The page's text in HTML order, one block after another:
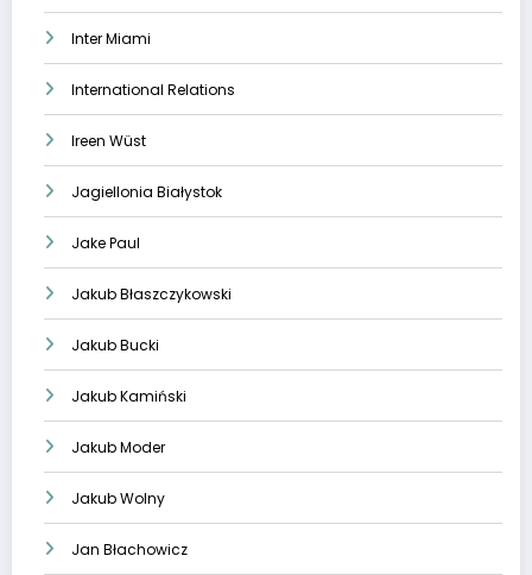
Inter Miami
International Relations
Ireen Wüst
Jagiellonia Białystok
Jake Paul
Jakub Błaszczykowski
Jakub Bucki
Jakub Kamiński
Jakub Moder
Jakub Wolny
Jan Błachowicz